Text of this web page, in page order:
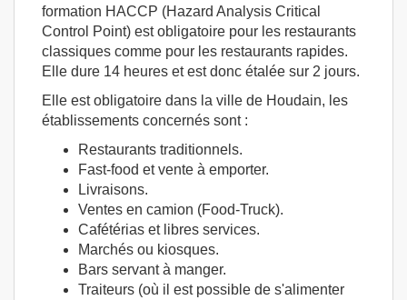
formation HACCP (Hazard Analysis Critical
Control Point) est obligatoire pour les restaurants
classiques comme pour les restaurants rapides.
Elle dure 14 heures et est donc étalée sur 2 jours.
Elle est obligatoire dans la ville de Houdain, les
établissements concernés sont :
Restaurants traditionnels.
Fast-food et vente à emporter.
Livraisons.
Ventes en camion (Food-Truck).
Cafétérias et libres services.
Marchés ou kiosques.
Bars servant à manger.
Traiteurs (où il est possible de s'alimenter